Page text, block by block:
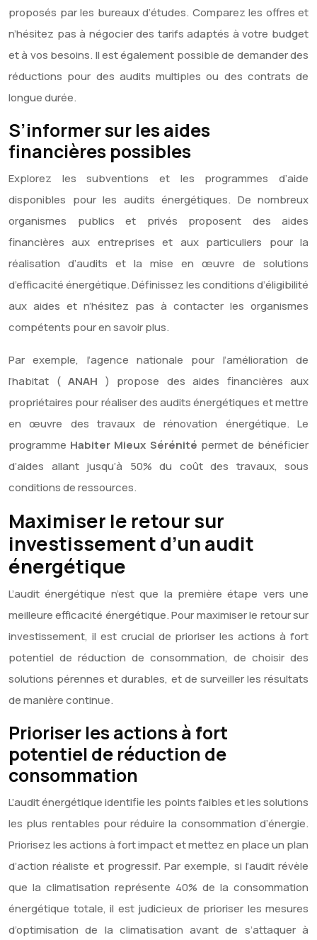
proposés par les bureaux d’études. Comparez les offres et
n’hésitez pas à négocier des tarifs adaptés à votre budget
et à vos besoins. Il est également possible de demander des
réductions pour des audits multiples ou des contrats de
longue durée.
S’informer sur les aides
financières possibles
Explorez les subventions et les programmes d’aide
disponibles pour les audits énergétiques. De nombreux
organismes publics et privés proposent des aides
financières aux entreprises et aux particuliers pour la
réalisation d’audits et la mise en œuvre de solutions
d’efficacité énergétique. Définissez les conditions d’éligibilité
aux aides et n’hésitez pas à contacter les organismes
compétents pour en savoir plus.
Par exemple, l’agence nationale pour l’amélioration de
l’habitat ( ANAH ) propose des aides financières aux
propriétaires pour réaliser des audits énergétiques et mettre
en œuvre des travaux de rénovation énergétique. Le
programme Habiter Mieux Sérénité permet de bénéficier
d’aides allant jusqu’à 50% du coût des travaux, sous
conditions de ressources.
Maximiser le retour sur
investissement d’un audit
énergétique
L’audit énergétique n’est que la première étape vers une
meilleure efficacité énergétique. Pour maximiser le retour sur
investissement, il est crucial de prioriser les actions à fort
potentiel de réduction de consommation, de choisir des
solutions pérennes et durables, et de surveiller les résultats
de manière continue.
Prioriser les actions à fort
potentiel de réduction de
consommation
L’audit énergétique identifie les points faibles et les solutions
les plus rentables pour réduire la consommation d’énergie.
Priorisez les actions à fort impact et mettez en place un plan
d’action réaliste et progressif. Par exemple, si l’audit révèle
que la climatisation représente 40% de la consommation
énergétique totale, il est judicieux de prioriser les mesures
d’optimisation de la climatisation avant de s’attaquer à